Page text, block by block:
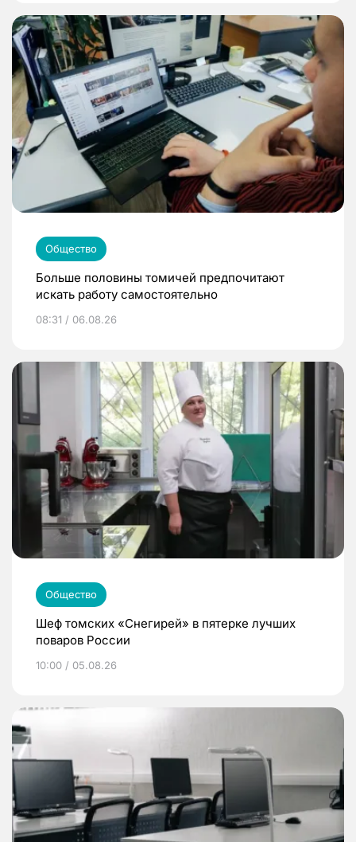
Общество
Больше половины томичей предпочитают
искать работу самостоятельно
08:31 / 06.08.26
Общество
Шеф томских «Снегирей» в пятерке лучших
поваров России
10:00 / 05.08.26